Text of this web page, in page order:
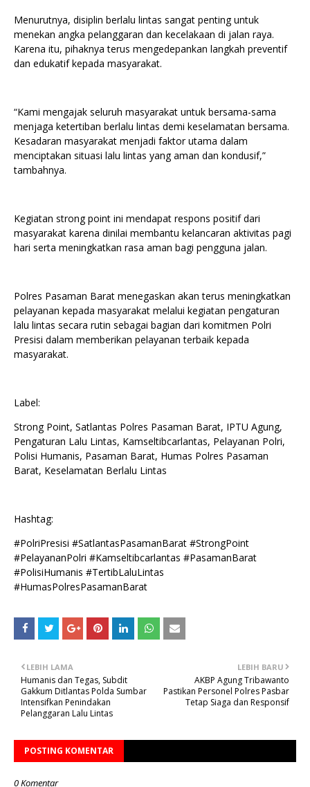
Menurutnya, disiplin berlalu lintas sangat penting untuk
menekan angka pelanggaran dan kecelakaan di jalan raya.
Karena itu, pihaknya terus mengedepankan langkah preventif
dan edukatif kepada masyarakat.
“Kami mengajak seluruh masyarakat untuk bersama-sama
menjaga ketertiban berlalu lintas demi keselamatan bersama.
Kesadaran masyarakat menjadi faktor utama dalam
menciptakan situasi lalu lintas yang aman dan kondusif,”
tambahnya.
Kegiatan strong point ini mendapat respons positif dari
masyarakat karena dinilai membantu kelancaran aktivitas pagi
hari serta meningkatkan rasa aman bagi pengguna jalan.
Polres Pasaman Barat menegaskan akan terus meningkatkan
pelayanan kepada masyarakat melalui kegiatan pengaturan
lalu lintas secara rutin sebagai bagian dari komitmen Polri
Presisi dalam memberikan pelayanan terbaik kepada
masyarakat.
Label:
Strong Point, Satlantas Polres Pasaman Barat, IPTU Agung,
Pengaturan Lalu Lintas, Kamseltibcarlantas, Pelayanan Polri,
Polisi Humanis, Pasaman Barat, Humas Polres Pasaman
Barat, Keselamatan Berlalu Lintas
Hashtag:
#PolriPresisi #SatlantasPasamanBarat #StrongPoint
#PelayananPolri #Kamseltibcarlantas #PasamanBarat
#PolisiHumanis #TertibLaluLintas
#HumasPolresPasamanBarat
LEBIH BARU
AKBP Agung Tribawanto
Pastikan Personel Polres Pasbar
Tetap Siaga dan Responsif
LEBIH LAMA
Humanis dan Tegas, Subdit
Gakkum Ditlantas Polda Sumbar
Intensifkan Penindakan
Pelanggaran Lalu Lintas
POSTING KOMENTAR
0 Komentar